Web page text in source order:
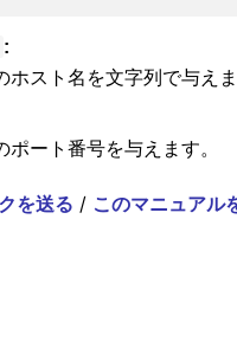
:
ホスト名を文字列で与えま
ポート番号を与えます。
を送る / このマニュアル